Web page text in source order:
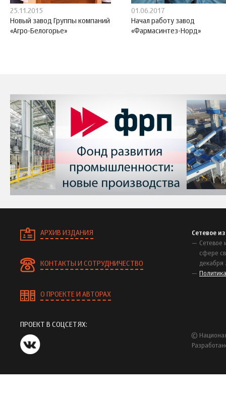
25.11.2015
Новый завод Группы компаний
«Агро-Белогорье»
01.06.2017
Начал работу завод
«Фармасинтез-Норд»
АРХИВ ИЗДАНИЯ
КОНТАКТЫ И СОТРУДНИЧЕСТВО
О ПРОЕКТЕ И АВТОРАХ
Сетевое
Сетевое
сфере
декабря
ПРОЕКТ В СОЦСЕТЯХ:
©